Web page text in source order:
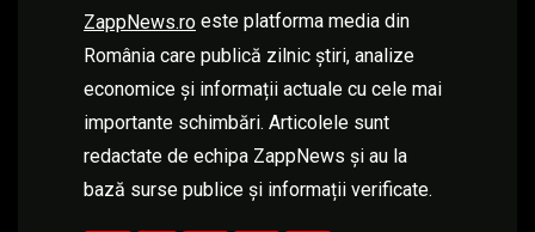
ZappNews.ro este platforma media din
România care publică zilnic știri, analize
economice și informații actuale cu cele mai
importante schimbări. Articolele sunt
redactate de echipa ZappNews și au la
bază surse publice și informații verificate.